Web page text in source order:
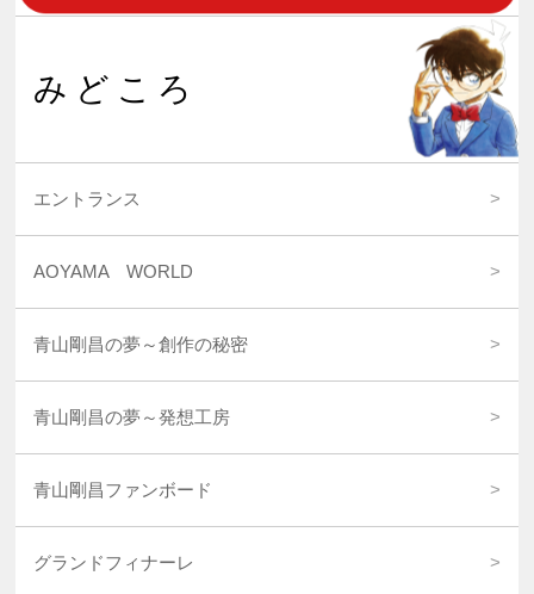
みどころ
エントランス
AOYAMA WORLD
青山剛昌の夢～創作の秘密
青山剛昌の夢～発想工房
青山剛昌ファンボード
グランドフィナーレ